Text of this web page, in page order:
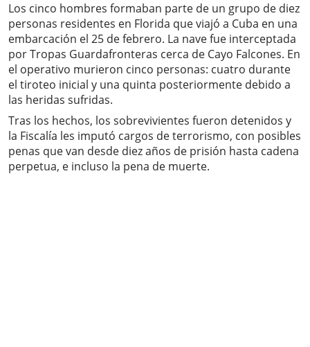
Los cinco hombres formaban parte de un grupo de diez
personas residentes en Florida que viajó a Cuba en una
embarcación el 25 de febrero. La nave fue interceptada
por Tropas Guardafronteras cerca de Cayo Falcones. En
el operativo murieron cinco personas: cuatro durante
el tiroteo inicial y una quinta posteriormente debido a
las heridas sufridas.
Tras los hechos, los sobrevivientes fueron detenidos y
la Fiscalía les imputó cargos de terrorismo, con posibles
penas que van desde diez años de prisión hasta cadena
perpetua, e incluso la pena de muerte.